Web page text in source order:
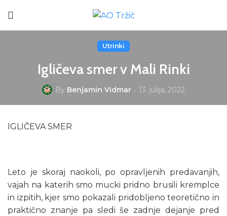
Utrinki
Igličeva smer v Mali Rinki
By Benjamin Vidmar 13. julija, 2022
IGLIČEVA SMER
Leto je skoraj naokoli, po opravljenih predavanjih,
vajah na katerih smo mucki pridno brusili kremplce
in izpitih, kjer smo pokazali pridobljeno teoretično in
praktično znanje pa sledi še zadnje dejanje pred